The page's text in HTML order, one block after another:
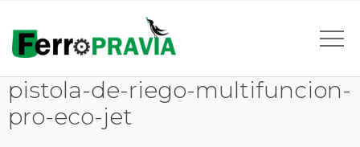
pistola-de-riego-multifuncion-
pro-eco-jet